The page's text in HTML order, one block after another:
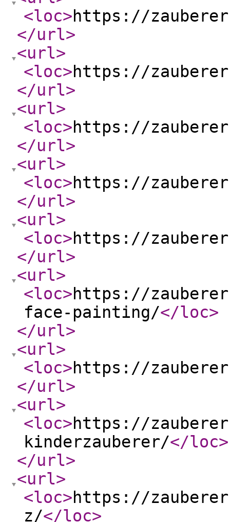
<loc>https://
</url>
<url>
<loc>https://
</url>
<url>
<loc>https://
</url>
<url>
<loc>https://
</url>
<url>
<loc>https://
</url>
<url>
<loc>https://
face-painting/</loc>
</url>
<url>
<loc>https://
</url>
<url>
<loc>https://
kinderzauberer/</loc>
</url>
<url>
<loc>https://
z/</loc>